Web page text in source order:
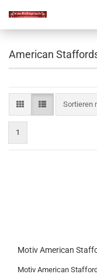
American
Sortieren
Sortieren
1
Motiv American
Motiv American